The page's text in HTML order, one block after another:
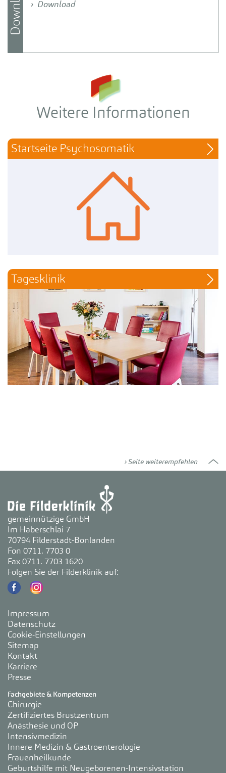
Download
Weitere Informationen
Startseite Psychosomatik
Tagesklinik
Seite weiterempfehlen
gemeinnützige GmbH
Im Haberschlai 7
70794 Filderstadt-Bonlanden
Fon 0711. 7703 0
Fax 0711. 7703 1620
Folgen Sie der Filderklinik auf:
Impressum
Datenschutz
Cookie-Einstellungen
Sitemap
Kontakt
Karriere
Presse
Fachgebiete & Kompetenzen
Chirurgie
Zertifiziertes Brustzentrum
Anästhesie und OP
Intensivmedizin
Innere Medizin & Gastroenterologie
Frauenheilkunde
Geburtshilfe mit Neugeborenen-Intensivstation